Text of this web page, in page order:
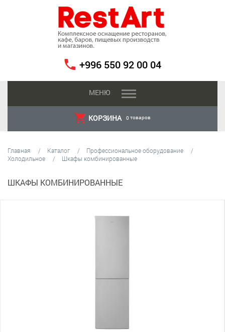
+996 550 92 00 04
МЕНЮ
КОРЗИНА 0 товаров
Главная Каталог
Профессиональное оборудование
Холодильное
Шкафы комбинированные
ШКАФЫ КОМБИНИРОВАННЫЕ